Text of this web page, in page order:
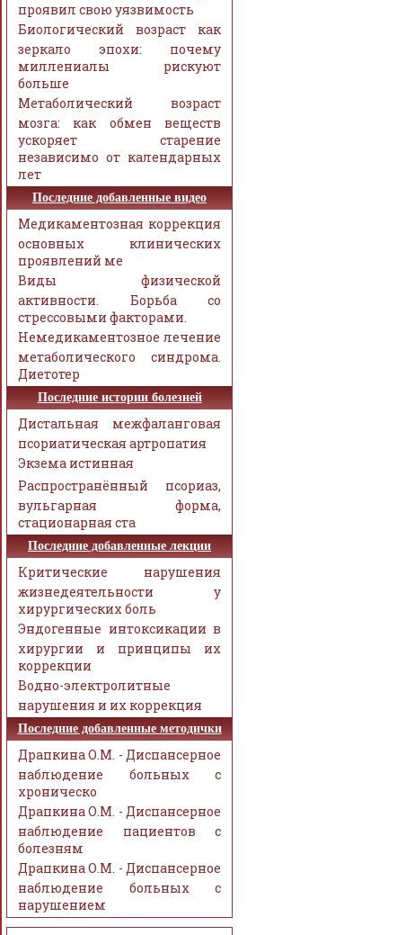
проявил свою уязвимость
Биологический возраст как
зеркало эпохи: почему
миллениалы рискуют
больше
Метаболический возраст
мозга: как обмен веществ
ускоряет старение
независимо от календарных
лет
Последние добавленные видео
Медикаментозная коррекция
основных клинических
проявлений ме
Виды физической
активности. Борьба со
стрессовыми факторами.
Немедикаментозное лечение
метаболического синдрома.
Диетотер
Последние истории болезней
Дистальная межфаланговая
псориатическая артропатия
Экзема истинная
Распространённый псориаз,
вульгарная форма,
стационарная ста
Последние добавленные лекции
Критические нарушения
жизнедеятельности у
хирургических боль
Эндогенные интоксикации в
хирургии и принципы их
коррекции
Водно-электролитные
нарушения и их коррекция
Последние добавленные методички
Драпкина О.М. - Диспансерное
наблюдение больных с
хроническо
Драпкина О.М. - Диспансерное
наблюдение пациентов с
болезням
Драпкина О.М. - Диспансерное
наблюдение больных с
нарушением